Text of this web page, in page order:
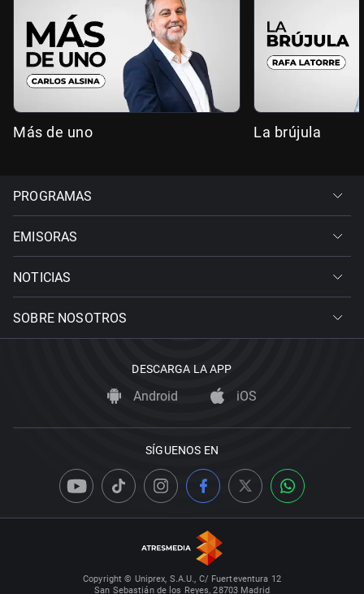
Más de uno La brújula
PROGRAMAS
EMISORAS
NOTICIAS
SOBRE NOSOTROS
DESCARGA LA APP
Android iOS
SÍGUENOS EN
Copyright © Uniprex, S.A.U., C/ Fuerteventura 12
San Sebastián de los Reyes, 28703 Madrid